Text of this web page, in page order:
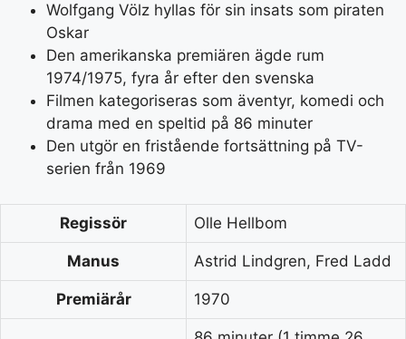
Wolfgang Völz hyllas för sin insats som piraten
Oskar
Den amerikanska premiären ägde rum
1974/1975, fyra år efter den svenska
Filmen kategoriseras som äventyr, komedi och
drama med en speltid på 86 minuter
Den utgör en fristående fortsättning på TV-
serien från 1969
Regissör Olle Hellbom
Manus Astrid Lindgren, Fred Ladd
Premiärår 1970